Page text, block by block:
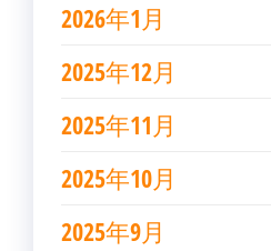
2026年1月
2025年12月
2025年11月
2025年10月
2025年9月